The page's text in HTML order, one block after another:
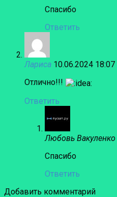
Спасибо
Ответить
Лариса 10.06.2024 18:07
Отлично!!!
Ответить
Любовь Вакуленко
Спасибо
Ответить
Добавить комментарий